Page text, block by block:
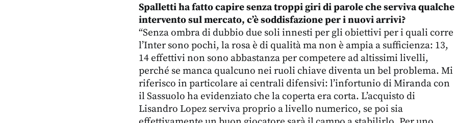
Spalletti ha fatto capire senza troppi giri di parole che serviva qualche
intervento sul mercato, c’è soddisfazione per i nuovi arrivi?
“Senza ombra di dubbio due soli innesti per gli obiettivi per i quali corre
l’Inter sono pochi, la rosa è di qualità ma non è ampia a sufficienza: 13,
14 effettivi non sono abbastanza per competere ad altissimi livelli,
perché se manca qualcuno nei ruoli chiave diventa un bel problema. Mi
riferisco in particolare ai centrali difensivi: l’infortunio di Miranda con
il Sassuolo ha evidenziato che la coperta era corta. L’acquisto di
Lisandro Lopez serviva proprio a livello numerico, se poi sia